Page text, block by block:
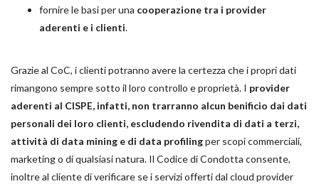
fornire le basi per una cooperazione tra i provider
aderenti e i clienti.
Grazie al CoC, i clienti potranno avere la certezza che i propri dati
rimangono sempre sotto il loro controllo e proprietà. I provider
aderenti al CISPE, infatti, non trarranno alcun benificio dai dati
personali dei loro clienti, escludendo rivendita di dati a terzi,
attività di data mining e di data profilingper scopi commerciali,
marketing o di qualsiasi natura. Il Codice di Condotta consente,
inoltre al cliente di verificare se i servizi offerti dal cloud provider